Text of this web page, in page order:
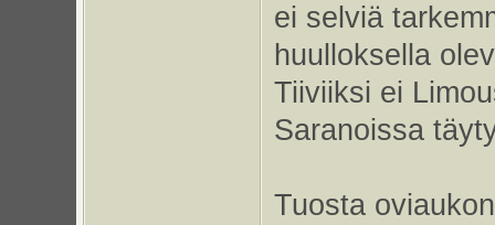
ei selviä
huulloksella
Tiiviiksi ei
Saranoissa
Tuosta